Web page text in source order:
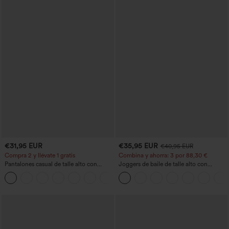
€31,95 EUR
Compra 2 y llévate 1 gratis
Pantalones casual de talle alto con
cordón, pernera ancha, en mezcla de
lino y con bolsillos
€35,95 EUR €40,95 EUR
Combina y ahorra: 3 por 88,30 €
Joggers de baile de talle alto con
cordón, fruncidos, corte cónico, secado
rápido, tacto fresco y bolsillos - UPF40+